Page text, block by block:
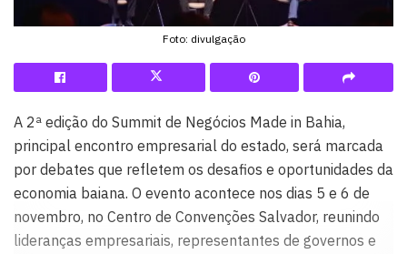
Foto: divulgação
A 2ª edição do Summit de Negócios Made in Bahia,
principal encontro empresarial do estado, será marcada
por debates que refletem os desafios e oportunidades da
economia baiana. O evento acontece nos dias 5 e 6 de
novembro, no Centro de Convenções Salvador, reunindo
lideranças empresariais, representantes de governos e